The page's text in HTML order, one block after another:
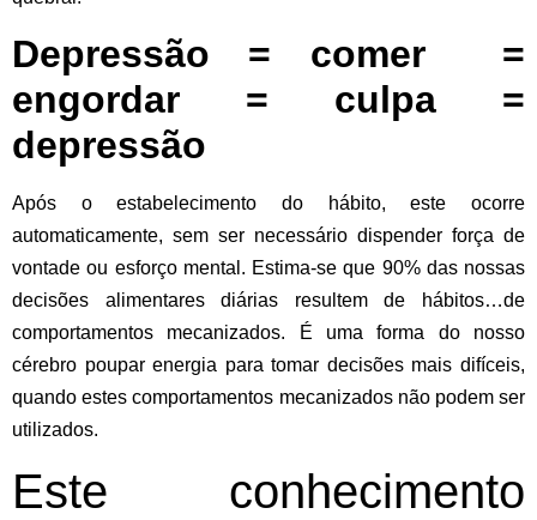
Depressão = comer =
engordar = culpa =
depressão
Após o estabelecimento do hábito, este ocorre
automaticamente, sem ser necessário dispender força de
vontade ou esforço mental. Estima-se que 90% das nossas
decisões alimentares diárias resultem de hábitos…de
comportamentos mecanizados. É uma forma do nosso
cérebro poupar energia para tomar decisões mais difíceis,
quando estes comportamentos mecanizados não podem ser
utilizados.
Este conhecimento